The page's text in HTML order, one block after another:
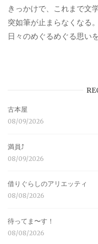
きっかけで、これまで文
突如筆が止まらなくなる
日々のめぐるめぐる思い
古本屋
08/09/2026
満員⤴︎
08/09/2026
借りぐらしのアリエッティ
08/08/2026
待ってま〜す！
08/08/2026